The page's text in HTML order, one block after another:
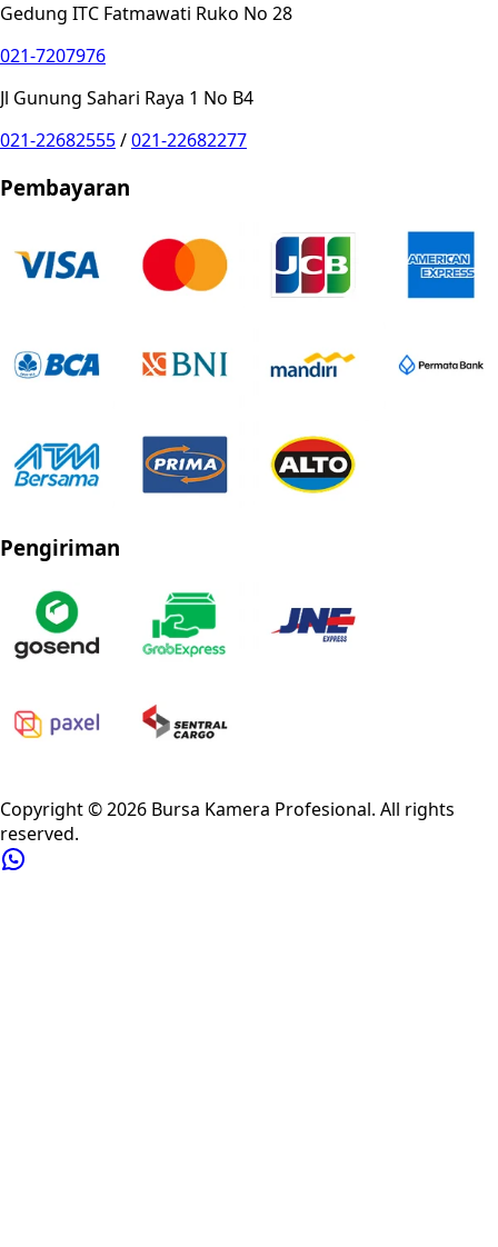
Gedung ITC Fatmawati Ruko No 28
021-7207976
Jl Gunung Sahari Raya 1 No B4
021-22682555/021-22682277
Pembayaran
Pengiriman
Copyright ©2026 Bursa Kamera Profesional. All rights
reserved.